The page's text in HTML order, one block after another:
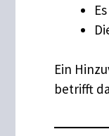
Ein
betrifft